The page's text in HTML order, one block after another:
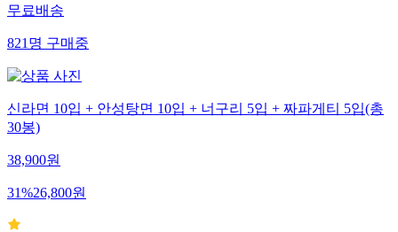
무료배송
821명구매중
신라면 10입 + 안성탕면 10입 + 너구리 5입 + 짜파게티 5입(총
30봉)
38,900원
31%26,800원